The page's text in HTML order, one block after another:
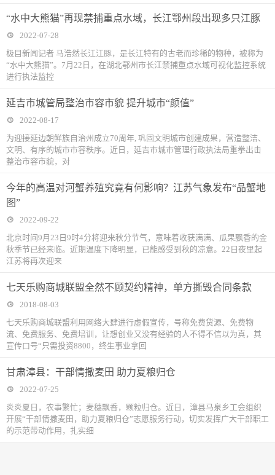
“水中大熊猫”再现禁捕重点水域，长江鄂州段出现多只江豚
2022-07-28
极目新闻记者 马浩然长江江豚，是长江特有的古老而珍稀的物种，被称为
“水中大熊猫”。7月22日，在湖北鄂州市长江禁捕重点水域可视化监控系统
进行执法监控
延吉市城管局整治市容市貌 提升城市“颜值”
2022-08-17
为迎接延边朝鲜族自治州成立70周年, 巩固文明城市创建成果，营造整洁、
文明、有序的城市市容秩序。近日，延吉市城市管理行政执法局重拳出击
整治市容市貌，对
今年的高温对河蟹养殖究竟有何影响？江苏气象发布“品蟹地
图”
2022-09-22
北京时间9月23日9时4分将迎来秋分节气，意味着收获满满、瓜果飘香的金
秋季节已经来临。近期温度下降明显，已能感受到秋的凉意。22日夜里起
江苏将再次迎来
七天乐购商城联盟全然不顾契约精神，单方撕毁合同条款
2018-08-03
七天乐购商城联盟利用网络大肆进行虚假宣传，号称免费货源、免费物
流、免费服务、免费培训，让想创业又没有经验的人不得不信以为真，其
宣传口号“只需投资8800，终生事业拿回
甘肃漳县：干部情撒麦田 助力夏粮归仓
2022-07-25
炎炎夏日，农事繁忙；麦穗飘香，颗粒归仓。近日，漳县马泉乡工会组织
开展“干部情撒麦田，助力夏粮归仓”志愿服务行动，切实发挥广大干部职工
的示范带动作用，扎实细